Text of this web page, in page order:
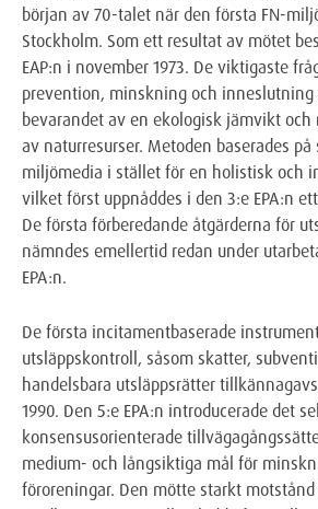
början av 70-talet när den första FN-
Stockholm. Som ett resultat av mötet
EAP:n i november 1973. De viktigaste
prevention, minskning och inneslutning
bevarandet av en ekologisk jämvikt
av naturresurser. Metoden baserades
miljömedia i stället för en holistisk och
vilket först uppnåddes i den 3:e EPA:n
De första förberedande åtgärderna för
nämndes emellertid redan under
EPA:n.
De första incitamentbaserade
utsläppskontroll, såsom skatter,
handelsbara utsläppsrätter
1990. Den 5:e EPA:n introducerade det
konsensusorienterade
medium- och långsiktiga mål för
föroreningar. Den mötte starkt